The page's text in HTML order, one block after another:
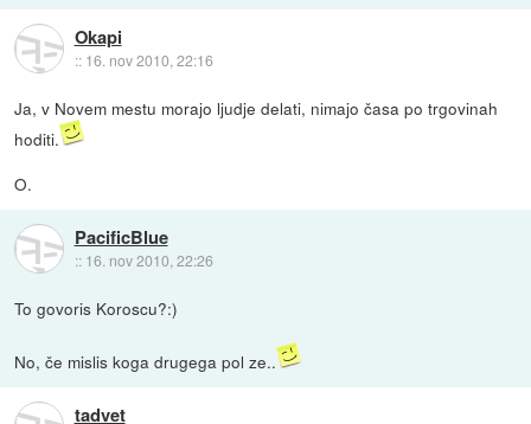
Okapi
:: 16. nov 2010, 22:16
Ja, v Novem mestu morajo ljudje delati, nimajo časa po trgovinah
hoditi.
O.
PacificBlue
:: 16. nov 2010, 22:26
To govoris Koroscu?:)
No, če mislis koga drugega pol ze..
tadvet